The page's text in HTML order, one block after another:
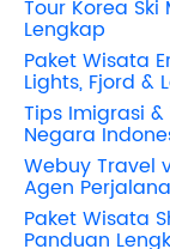
Tour Korea
Lengkap
Paket Wisata
Lights, Fjord &
Tips Imigrasi
Negara
Webuy Travel
Agen
Paket Wisata
Panduan